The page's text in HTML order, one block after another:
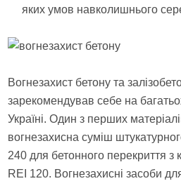
яких умов навколишнього
Вогнезахист бетону та
зарекомендував себе на
Україні. Один з перших
вогнезахисна суміш
240 для бетонного перекриття з
REI 120. Вогнезахисні засоби